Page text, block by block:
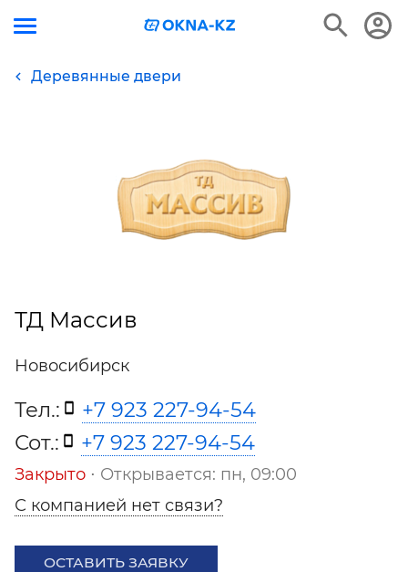
Деревянные двери
ТД Массив
Новосибирск
Тел.:
+7 923 227-94-54
Сот.:
+7 923 227-94-54
Закрыто ⋅ Открывается: пн, 09:00
С компанией нет связи?
ОСТАВИТЬ ЗАЯВКУ